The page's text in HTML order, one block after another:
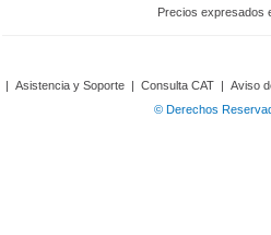
Precios expresados
| Asistencia y Soporte | Consulta CAT | Aviso
© Derechos